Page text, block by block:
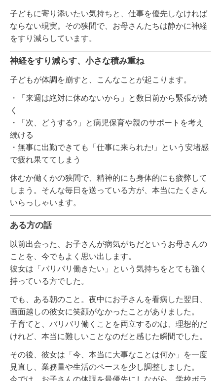
子どもに寄り添いたい気持ちと、仕事を優先しなければ
ならない現実。その狭間で、お母さんたちは静かに神経
をすり減らしています。
神経をすり減らす、小さな積み重ね
子どもが体調を崩すと、こんなことが起こります。
・「来週は絶対に休めないから」と数日前から緊張が続
く
・「次、どうする?」と病児保育や親のサポートを考え
続ける
・無事に出勤できても「仕事に来られた!」という安堵感
で疲れ果ててしまう
休むか働くかの狭間で、精神的にも身体的にも疲弊して
しまう。そんな毎日を送っている方が、本当にたくさん
いらっしゃいます。
ある方の話
以前出会った、お子さんが病気がちだというお母さんの
ことを、今でもよく思い出します。
彼女は「バリバリ働きたい」という気持ちをとても強く
持っている方でした。
でも、ある朝のこと。夜中にお子さんを看病した翌日、
画面越しの彼女に笑顔がなかったことがありました。
子育てと、バリバリ働くことを両立するのは、理想的だ
けれど、本当に難しいことなのだと感じた瞬間でした。
その後、彼女は「今、本当に大事なことは何か」を一度
見直し、業務量や生活のペースを少し調整しました。
今では、お子さんの体調を最優先にしながら、学校ボラ